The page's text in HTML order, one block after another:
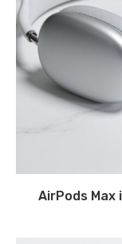
AirPods Max